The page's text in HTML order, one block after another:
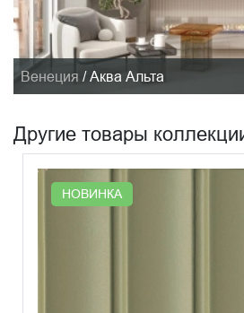
Венеция / Аква Альта
Другие товары
НОВИНКА